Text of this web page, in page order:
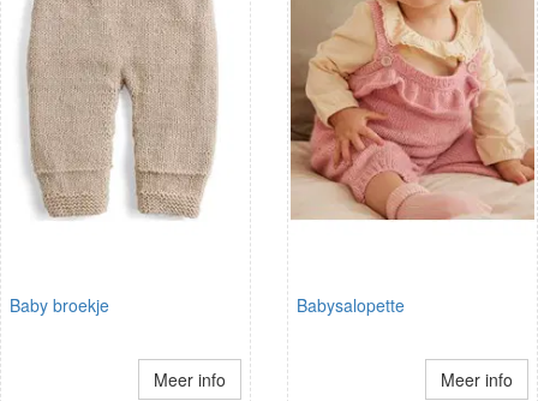
Baby broekje
Meer info
Babysalopette
Meer info